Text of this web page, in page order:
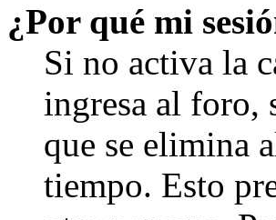
¿Por qué mi
Si no activa la
ingresa al foro,
que se elimina
tiempo. Esto